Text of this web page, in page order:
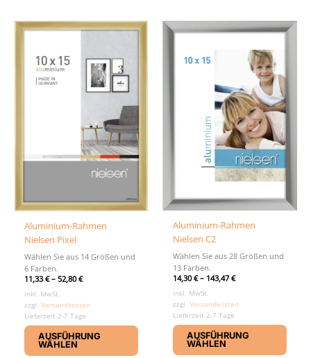
auf.
Produktseite
werden
Aluminium-Rahmen
Nielsen Pixel
Wählen Sie aus 14 Größen und
6 Farben.
11,33€–52,80€
inkl. MwSt.
zzgl.Versandkosten
Lieferzeit 2-7 Tage
AUSFÜHRUNG
WÄHLEN
Dieses
weist
Aluminium-Rahmen
Nielsen C2
Wählen Sie aus 28 Größen und
13 Farben.
14,30€– 143,47€
inkl. MwSt.
zzgl.Versandkosten
Lieferzeit 2-7 Tage
AUSFÜHRUNG
WÄHLEN
weist